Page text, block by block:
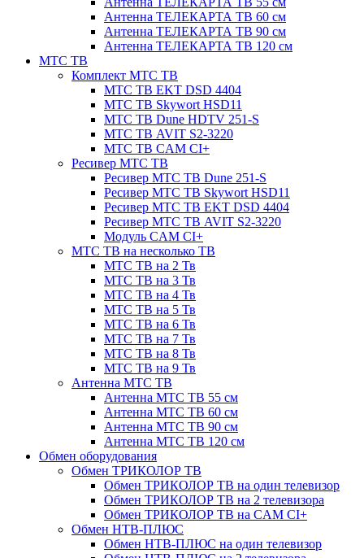
Антенна ТЕЛЕКАРТА ТВ 60 см
Антенна ТЕЛЕКАРТА ТВ 90 см
Антенна ТЕЛЕКАРТА ТВ 120 см
МТС ТВ
Комплект МТС ТВ
МТС ТВ EKT DSD 4404
МТС ТВ Skywort HSD11
МТС ТВ Dune HDTV 251-S
МТС ТВ AVIT S2-3220
МТС ТВ CAM CI+
Ресивер МТС ТВ
Ресивер МТС ТВ Dune 251-S
Ресивер МТС ТВ Skywort HSD11
Ресивер МТС ТВ EKT DSD 4404
Ресивер МТС ТВ AVIT S2-3220
Модуль CAM CI+
МТС ТВ на несколько ТВ
МТС ТВ на 2 Тв
МТС ТВ на 3 Тв
МТС ТВ на 4 Тв
МТС ТВ на 5 Тв
МТС ТВ на 6 Тв
МТС ТВ на 7 Тв
МТС ТВ на 8 Тв
МТС ТВ на 9 Тв
Антенна МТС ТВ
Антенна МТС ТВ 55 см
Антенна МТС ТВ 60 см
Антенна МТС ТВ 90 см
Антенна МТС ТВ 120 см
Обмен оборудования
Обмен ТРИКОЛОР ТВ
Обмен ТРИКОЛОР ТВ на один телевизор
Обмен ТРИКОЛОР ТВ на 2 телевизора
Обмен ТРИКОЛОР ТВ на CAM CI+
Обмен НТВ-ПЛЮС
Обмен НТВ-ПЛЮС на один телевизор